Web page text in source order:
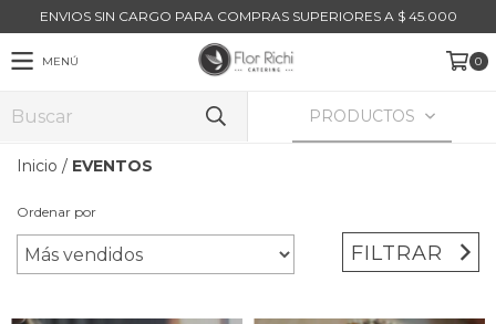
ENVIOS SIN CARGO PARA COMPRAS SUPERIORES A $ 45.000
MENÚ 0
PRODUCTOS
Inicio / EVENTOS
Ordenar por
FILTRAR